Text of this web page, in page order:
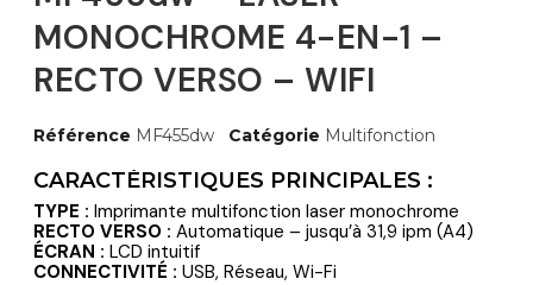
MONOCHROME 4-EN-1 –
RECTO VERSO – WIFI
Référence MF455dw Catégorie Multifonction
CARACTÉRISTIQUES PRINCIPALES :
TYPE : Imprimante multifonction laser monochrome
RECTO VERSO : Automatique – jusqu’à 31,9 ipm (A4)
ÉCRAN : LCD intuitif
CONNECTIVITÉ : USB, Réseau, Wi-Fi